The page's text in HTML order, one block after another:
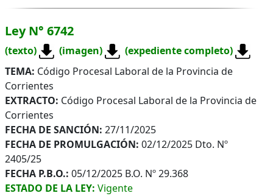
Ley N° 6742
(texto) (imagen)
(expediente completo)
TEMA: Código Procesal Laboral de la Provincia de
Corrientes
EXTRACTO: Código Procesal Laboral de la Provincia de
Corrientes
FECHA DE SANCIÓN: 27/11/2025
FECHA DE PROMULGACIÓN: 02/12/2025 Dto. Nº
2405/25
FECHA P.B.O.: 05/12/2025 B.O. Nº 29.368
ESTADO DE LA LEY: Vigente